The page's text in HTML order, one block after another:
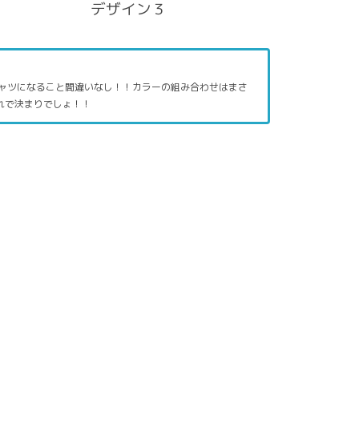
デザイン３
になること間違いなし！！カラーの組み合わせはまさ
決まりでしょ！！